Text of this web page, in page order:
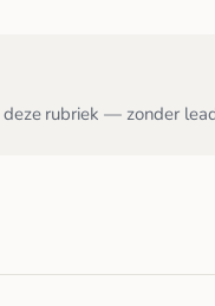
rubriek — zonder